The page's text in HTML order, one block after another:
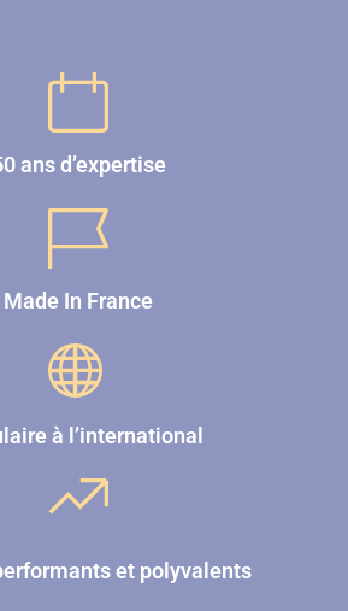
ans d’expertise
Made In France
à l’international
et polyvalents